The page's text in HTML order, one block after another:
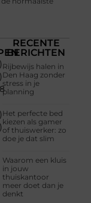
RECENTE
BERICHTEN
Rijbewijs halen in
Den Haag zonder
stress in je
planning
Het perfecte bed
kiezen als gamer
of thuiswerker: zo
doe je dat slim
Waarom een kluis
in jouw
thuiskantoor
meer doet dan je
denkt